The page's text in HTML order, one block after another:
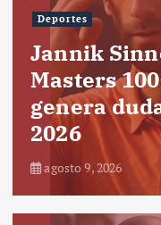
Deportes
Jannik
Masters
genera
2026
agosto 9, 2026